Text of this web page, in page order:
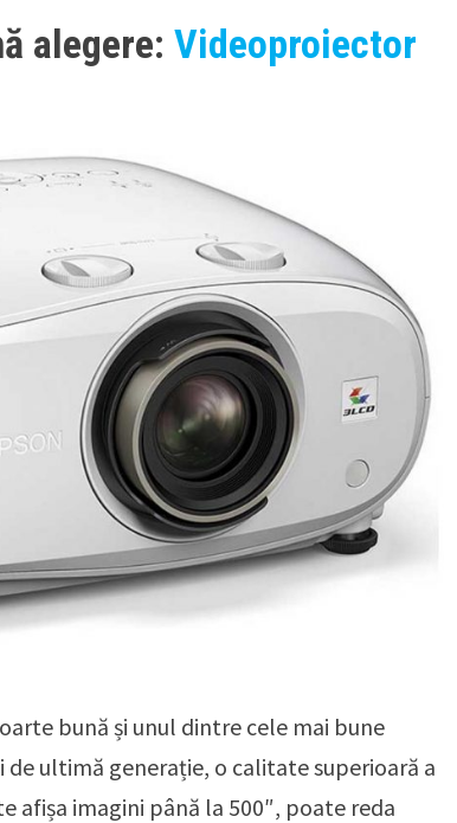
alegere:Videoproiector
bună și unul dintre cele mai bune
ultimă generație, o calitate superioară a
afișa imagini până la 500″, poate reda